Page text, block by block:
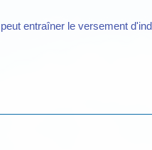
entraîner le versement